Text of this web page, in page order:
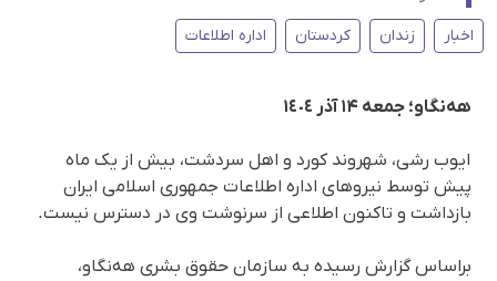
اخبار زندان کردستان اداره اطلاعات
هەنگاو؛ جمعه ۱۴ آذر ١٤٠٤
ایوب رشی، شهروند کورد و اهل سردشت، بیش از یک ماه
پیش توسط نیروهای ادارە اطلاعات جمهوری اسلامی ایران
بازداشت و تاکنون اطلاعی از سرنوشت وی در دسترس نیست.
براساس گزارش رسیده به سازمان حقوق بشری هه‌نگاو،